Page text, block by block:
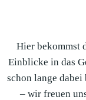
Hier bekommst
Einblicke in das
schon lange dabei
– wir freuen